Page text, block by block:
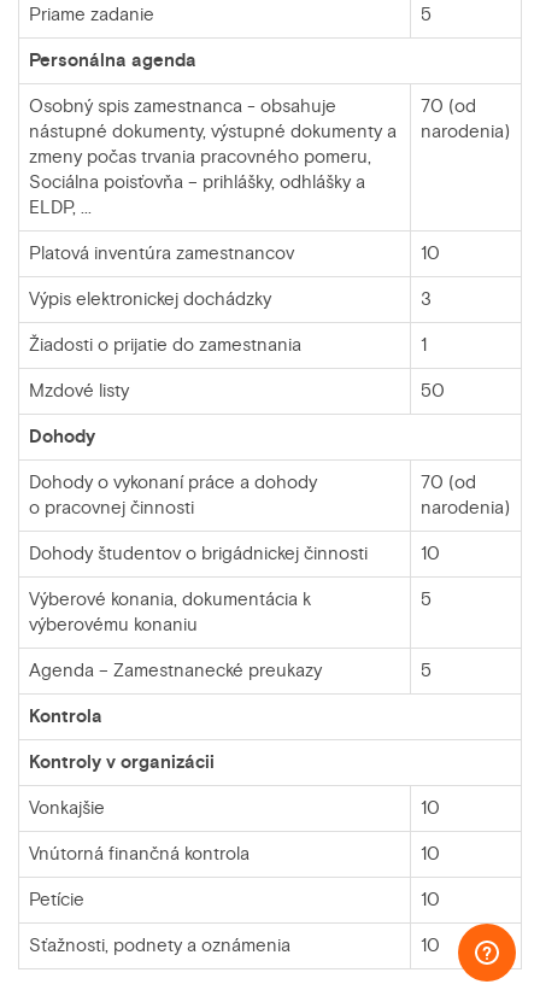
Priame zadanie
5
Personálna agenda
Osobný spis zamestnanca - obsahuje
nástupné dokumenty, výstupné dokumenty a
zmeny počas trvania pracovného pomeru,
Sociálna poisťovňa – prihlášky, odhlášky a
ELDP, ...
70 (od
narodenia)
Platová inventúra zamestnancov
10
Výpis elektronickej dochádzky
3
Žiadosti o prijatie do zamestnania
1
Mzdové listy
50
Dohody
Dohody o vykonaní práce a dohody
o pracovnej činnosti
70 (od
narodenia)
Dohody študentov o brigádnickej činnosti
10
Výberové konania, dokumentácia k
výberovému konaniu
5
Agenda – Zamestnanecké preukazy
5
Kontrola
Kontroly v organizácii
Vonkajšie
10
Vnútorná finančná kontrola
10
Petície
10
Sťažnosti, podnety a oznámenia
10